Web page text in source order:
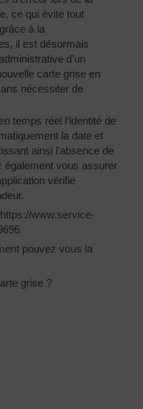
ce qui évite tout
à la
il est désormais
d’un
carte grise en
nécessiter de
temps réel l’identité de
la date et
ainsi l’absence de
également vous assurer
vérifie
https://www.service-
pouvez vous la
grise ?